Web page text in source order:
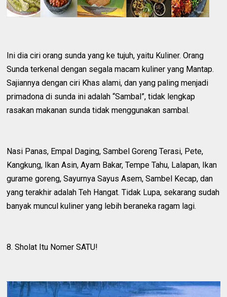
Ini dia ciri orang sunda yang ke tujuh, yaitu Kuliner. Orang
Sunda terkenal dengan segala macam kuliner yang Mantap.
Sajiannya dengan ciri Khas alami, dan yang paling menjadi
primadona di sunda ini adalah “Sambal”, tidak lengkap
rasakan makanan sunda tidak menggunakan sambal.
Nasi Panas, Empal Daging, Sambel Goreng Terasi, Pete,
Kangkung, Ikan Asin, Ayam Bakar, Tempe Tahu, Lalapan, Ikan
gurame goreng, Sayurnya Sayus Asem, Sambel Kecap, dan
yang terakhir adalah Teh Hangat. Tidak Lupa, sekarang sudah
banyak muncul kuliner yang lebih beraneka ragam lagi.
8. Sholat Itu Nomer SATU!